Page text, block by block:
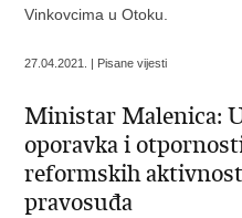
Vinkovcima u Otoku.
27.04.2021. | Pisane vijesti
Ministar Malenica:
oporavka i
reformskih
pravosuđa